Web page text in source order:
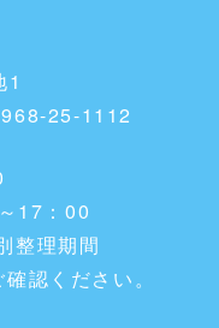
1
25-1112
17：00
整理期間
認ください。